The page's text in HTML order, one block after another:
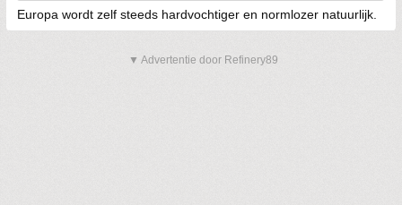
Europa wordt zelf steeds hardvochtiger en normlozer natuurlijk.
▼ Advertentie door Refinery89